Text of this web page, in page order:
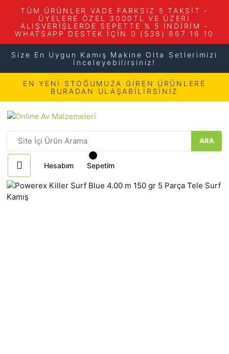
TÜM ÜRÜNLER VADE FARKSIZ 5 TAKSİT -
ÜYELERE ÖZEL 3000TL VE ÜZERİ
ALIŞVERİŞLERDE SEPETTE % 5 İNDİRİM -
WHATSAPP DESTEK İÇİN 0 (536) 667 16 10
Size En Uygun Kamış Makine Olta Setlerimizi
İnceleyebilirsiniz!
EN YENİ STOĞUMUZA GİREN ÜRÜNLERE
BURADAN ULAŞABİLİRSİNİZ
ARA
Hesabım Sepetim